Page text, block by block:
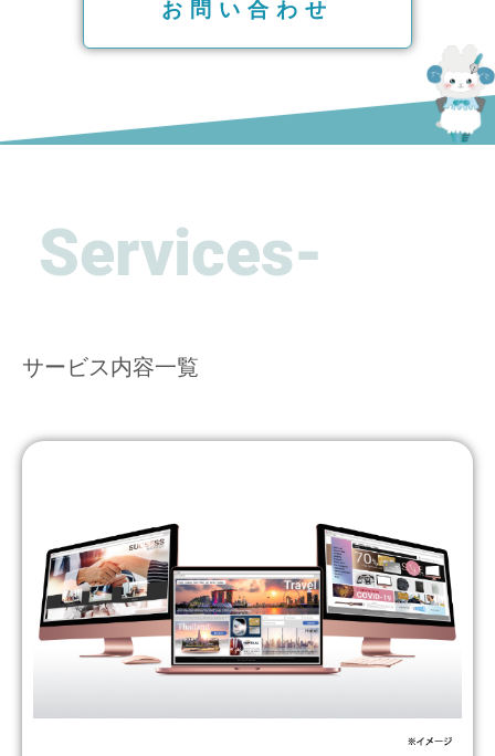
お問い合わせ
Services-
サービス内容一覧